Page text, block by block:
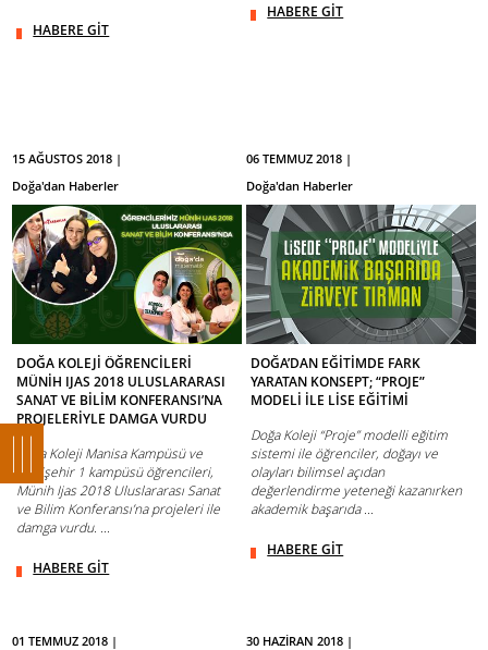
HABERE GİT
HABERE GİT
15 AĞUSTOS 2018 |
Doğa'dan Haberler
DOĞA KOLEJİ ÖĞRENCİLERİ
MÜNİH IJAS 2018 ULUSLARARASI
SANAT VE BİLİM KONFERANSI’NA
PROJELERİYLE DAMGA VURDU
Doğa Koleji Manisa Kampüsü ve
Mavişehir 1 kampüsü öğrencileri,
Münih Ijas 2018 Uluslararası Sanat
ve Bilim Konferansı’na projeleri ile
damga vurdu. ...
HABERE GİT
06 TEMMUZ 2018 |
Doğa'dan Haberler
DOĞA’DAN EĞİTİMDE FARK
YARATAN KONSEPT; “PROJE”
MODELİ İLE LİSE EĞİTİMİ
Doğa Koleji “Proje” modelli eğitim
sistemi ile öğrenciler, doğayı ve
olayları bilimsel açıdan
değerlendirme yeteneği kazanırken
akademik başarıda ...
HABERE GİT
01 TEMMUZ 2018 | 30 HAZİRAN 2018 |